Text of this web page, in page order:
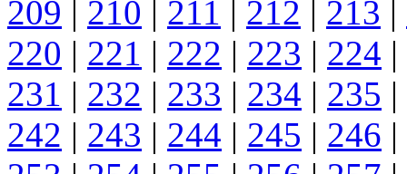
209 | 210 | 211 | 212 | 213 |
220 | 221 | 222 | 223 | 224 |
231 | 232 | 233 | 234 | 235 |
242 | 243 | 244 | 245 | 246 |